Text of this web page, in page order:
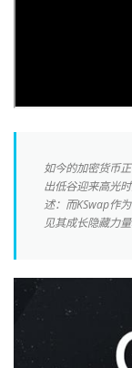
如今的加密货币
出低谷迎来高光
述：而KSwap作
见其成长隐藏力量